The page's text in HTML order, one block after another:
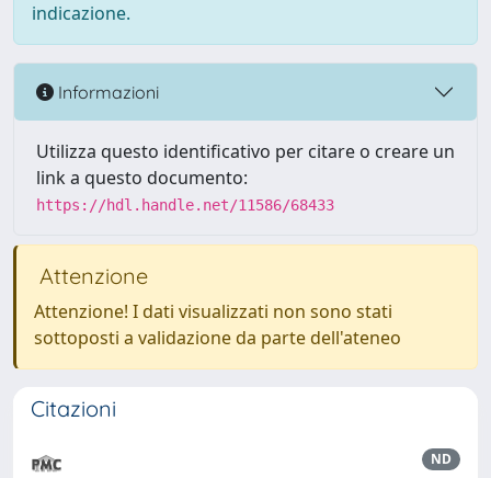
indicazione.
Informazioni
Utilizza questo identificativo per citare o creare un
link a questo documento:
https://hdl.handle.net/11586/68433
Attenzione
Attenzione! I dati visualizzati non sono stati
sottoposti a validazione da parte dell'ateneo
Citazioni
ND